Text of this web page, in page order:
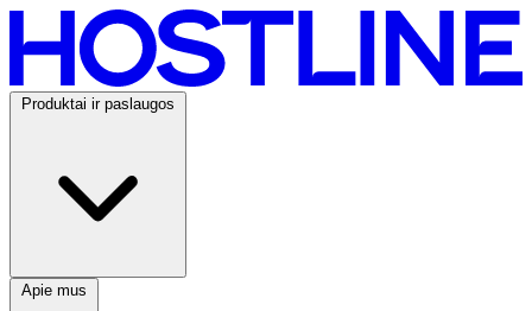
Skip to content
HOSTLINE
Produktai ir paslaugos
Apie mus